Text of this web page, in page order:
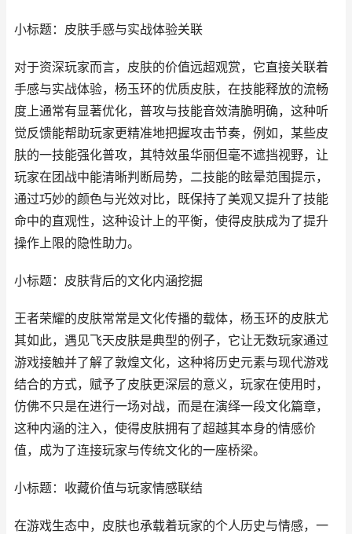
小标题：皮肤手感与实战体验关联
对于资深玩家而言，皮肤的价值远超观赏，它直接关联着
手感与实战体验，杨玉环的优质皮肤，在技能释放的流畅
度上通常有显著优化，普攻与技能音效清脆明确，这种听
觉反馈能帮助玩家更精准地把握攻击节奏，例如，某些皮
肤的一技能强化普攻，其特效虽华丽但毫不遮挡视野，让
玩家在团战中能清晰判断局势，二技能的眩晕范围提示，
通过巧妙的颜色与光效对比，既保持了美观又提升了技能
命中的直观性，这种设计上的平衡，使得皮肤成为了提升
操作上限的隐性助力。
小标题：皮肤背后的文化内涵挖掘
王者荣耀的皮肤常常是文化传播的载体，杨玉环的皮肤尤
其如此，遇见飞天皮肤是典型的例子，它让无数玩家通过
游戏接触并了解了敦煌文化，这种将历史元素与现代游戏
结合的方式，赋予了皮肤更深层的意义，玩家在使用时，
仿佛不只是在进行一场对战，而是在演绎一段文化篇章，
这种内涵的注入，使得皮肤拥有了超越其本身的情感价
值，成为了连接玩家与传统文化的一座桥梁。
小标题：收藏价值与玩家情感联结
在游戏生态中，皮肤也承载着玩家的个人历史与情感，一